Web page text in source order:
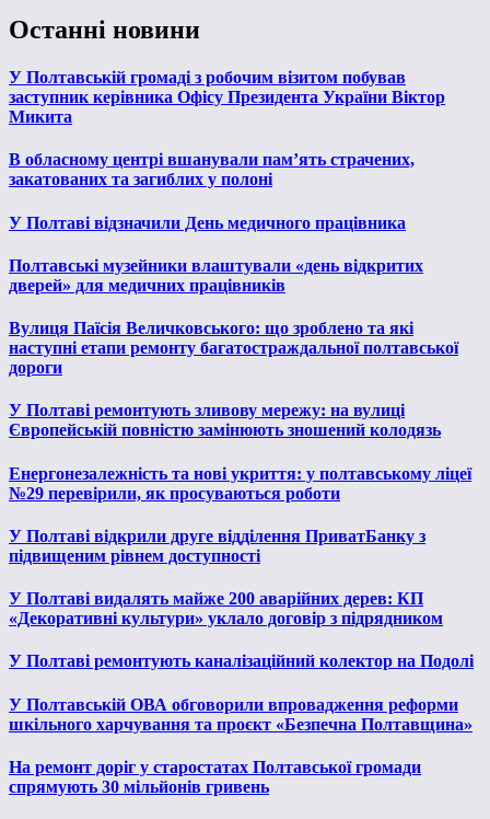
Останні новини
У Полтавській громаді з робочим візитом побував
заступник керівника Офісу Президента України Віктор
Микита
В обласному центрі вшанували пам’ять страчених,
закатованих та загиблих у полоні
У Полтаві відзначили День медичного працівника
Полтавські музейники влаштували «день відкритих
дверей» для медичних працівників
Вулиця Паїсія Величковського: що зроблено та які
наступні етапи ремонту багатостраждальної полтавської
дороги
У Полтаві ремонтують зливову мережу: на вулиці
Європейській повністю замінюють зношений колодязь
Енергонезалежність та нові укриття: у полтавському ліцеї
№29 перевірили, як просуваються роботи
У Полтаві відкрили друге відділення ПриватБанку з
підвищеним рівнем доступності
У Полтаві видалять майже 200 аварійних дерев: КП
«Декоративні культури» уклало договір з підрядником
У Полтаві ремонтують каналізаційний колектор на Подолі
У Полтавській ОВА обговорили впровадження реформи
шкільного харчування та проєкт «Безпечна Полтавщина»
На ремонт доріг у старостатах Полтавської громади
спрямують 30 мільйонів гривень